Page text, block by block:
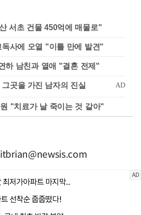
서초 건물 450억에 매물로"
독사에 오열 "이틀 만에 발견"
하 남친과 열애 "결혼 전제"
"치료가 날 죽이는 것 같아"
itbrian@newsis.com